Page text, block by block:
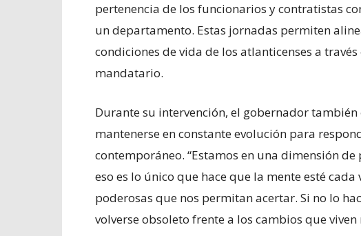
pertenencia de los funcionarios y contratistas
un departamento. Estas jornadas permiten
condiciones de vida de los atlanticenses a
mandatario.
Durante su intervención, el gobernador
mantenerse en constante evolución para
contemporáneo. “Estamos en una dimensión
eso es lo único que hace que la mente esté
poderosas que nos permitan acertar. Si no lo
volverse obsoleto frente a los cambios que